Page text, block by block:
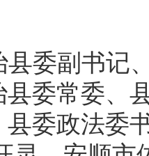
副书记、
委常委、
县委政法委